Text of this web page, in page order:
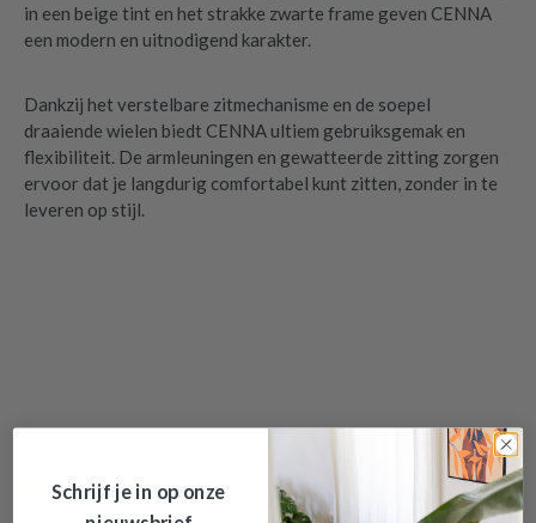
in een beige tint en het strakke zwarte frame geven CENNA
een modern en uitnodigend karakter.
Dankzij het verstelbare zitmechanisme en de soepel
draaiende wielen biedt CENNA ultiem gebruiksgemak en
flexibiliteit. De armleuningen en gewatteerde zitting zorgen
ervoor dat je langdurig comfortabel kunt zitten, zonder in te
leveren op stijl.
Op bestelling
Schrijf je in op onze